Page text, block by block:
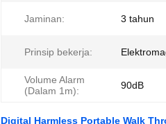
Jaminan: 3 tahun
Prinsip bekerja:
Volume Alarm
(Dalam 1m):
90dB
Digital Harmless Portable Walk